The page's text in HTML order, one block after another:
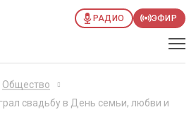
РАДИО ЭФИР
Общество
свадьбу в День семьи, любви и